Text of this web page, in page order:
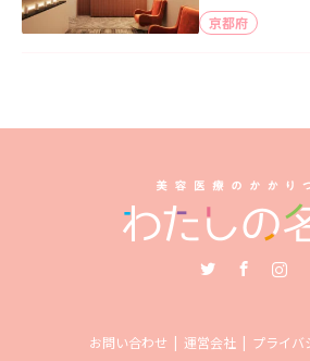
京都府
お問い合わせ 運営会社
プライバ